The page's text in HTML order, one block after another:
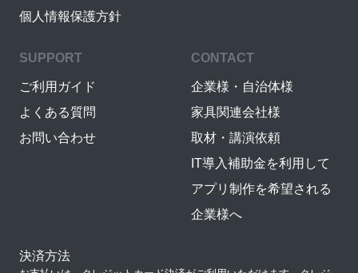
個人情報保護方針
SUPPORT
ご利用ガイド
よくある質問
お問い合わせ
CONTACT
企業様・自治体様
家具関連会社様
取材・講演依頼
IT導入補助金を利用して
アプリ制作を希望される
企業様へ
決済方法